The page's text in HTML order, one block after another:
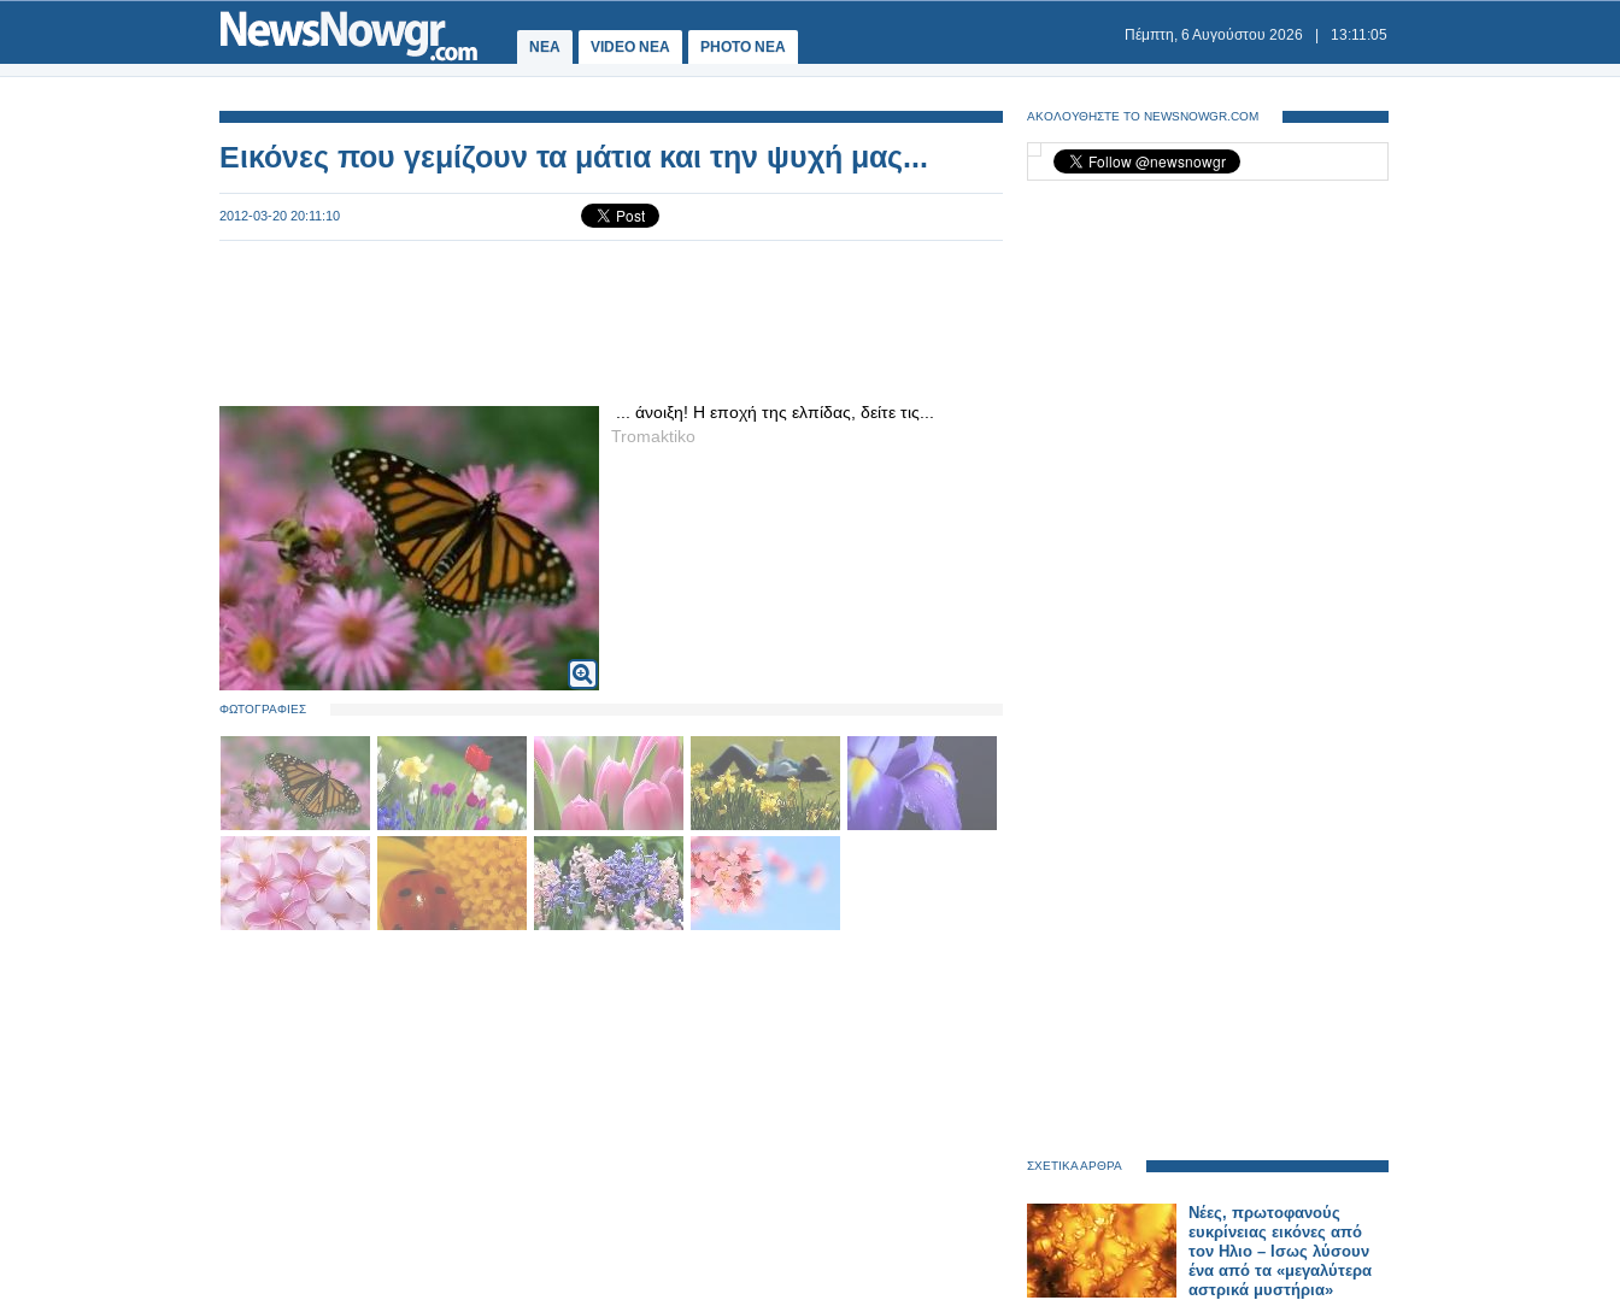
ΝΕΑ VIDEO NEA PHOTO NEA
Πέμπτη, 6 Αυγούστου 2026 13:11:06
Εικόνες που γεμίζουν τα μάτια και την ψυχή μας...
2012-03-20 20:11:10
... άνοιξη! Η εποχή της ελπίδας, δείτε τις...
Tromaktiko
ΦΩΤΟΓΡΑΦΙΕΣ
ΑΚΟΛΟΥΘΗΣΤΕ ΤΟ NEWSNOWGR.COM
ΣΧΕΤΙΚΑ ΑΡΘΡΑ
Νέες, πρωτοφανούς
ευκρίνειας εικόνες από
τον Ηλιο – Ισως λύσουν
ένα από τα «μεγαλύτερα
αστρικά μυστήρια»